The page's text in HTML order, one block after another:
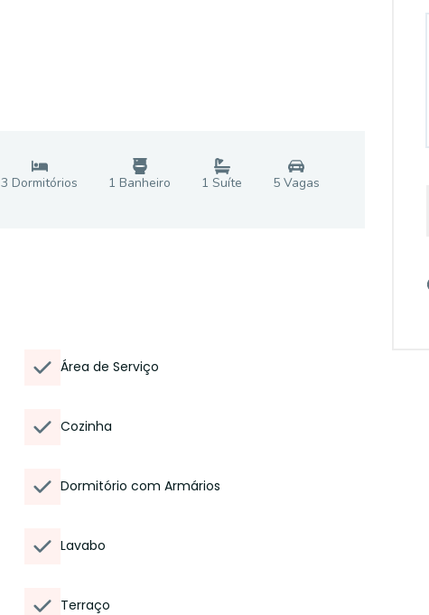
3 Dormitórios 1 Banheiro 1 Suíte 5 Vagas
Área de Serviço
Cozinha
Dormitório com Armários
Lavabo
Terraço